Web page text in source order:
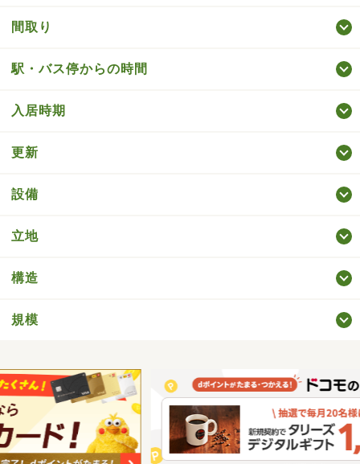
間取り
駅・バス停からの時間
入居時期
更新
設備
立地
構造
規模